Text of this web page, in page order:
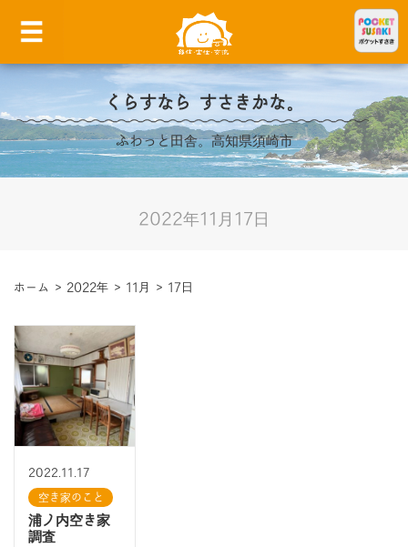
くらすなら すさきかな。
ふわっと田舎。高知県須崎市
2022年11月17日
ホーム > 2022年 > 11月 > 17日
2022.11.17
空き家のこと
浦ノ内空き家
調査